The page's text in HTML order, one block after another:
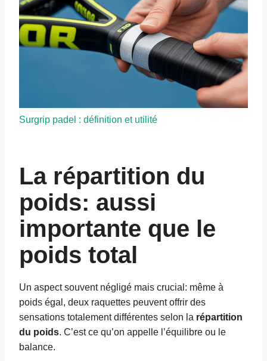
Surgrip padel : définition et utilité
La répartition du
poids: aussi
importante que le
poids total
Un aspect souvent négligé mais crucial: même à
poids égal, deux raquettes peuvent offrir des
sensations totalement différentes selon la répartition
du poids. C’est ce qu’on appelle l’équilibre ou le
balance.